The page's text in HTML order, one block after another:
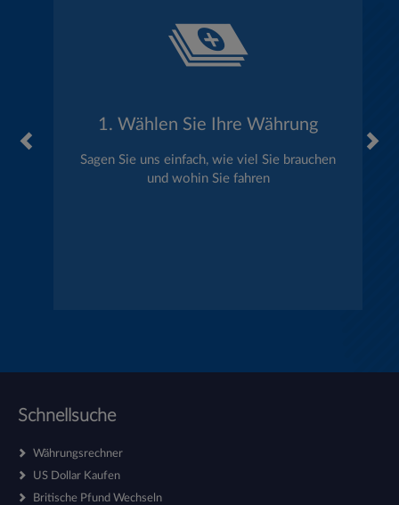
1. Wählen Sie Ihre Währung
Sagen Sie uns einfach, wie viel Sie brauchen
und wohin Sie fahren
Schnellsuche
Währungsrechner
US Dollar Kaufen
Britische Pfund Wechseln